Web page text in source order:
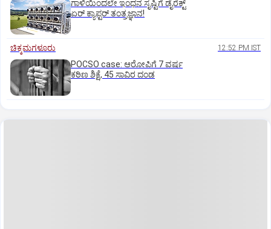
ಗಾಳಿಯಿಂದಲೇ ಇಂಧನ ಸೃಷ್ಟಿಗೆ ಡೈರೆಕ್ಟ್
ಏರ್‌ ಕ್ಯಾಪ್ಟರ್ ತಂತ್ರಜ್ಞಾನ!
ಚಿಕ್ಕಮಗಳೂರು 12:52 PM IST
POCSO case: ಆರೋಪಿಗೆ 7 ವರ್ಷ
ಕಠಿಣ ಶಿಕ್ಷೆ, 45 ಸಾವಿರ ದಂಡ